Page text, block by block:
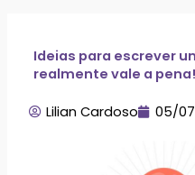
Ideias para escrever
realmente vale a pena!
Lilian Cardoso 05/